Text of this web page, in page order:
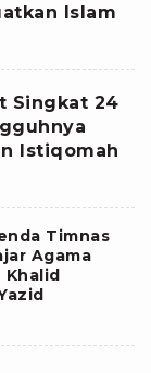
Islam
Singkat 24
Istiqomah
Timnas
Agama
Khalid